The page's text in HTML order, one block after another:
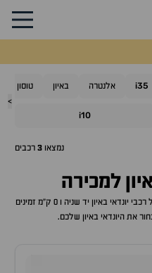
>
i35 אלנטרה באיון טוסון
i10
נמצאו 3 רכבים
למכירה
רכבי יונדאי באיון
יד שניה ו 0 ק"מ זמינים
את היונדאי באיון שלכם.